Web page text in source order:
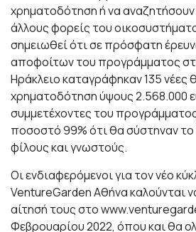
χρηματοδότηση ή να
άλλους φορείς του
σημειωθεί ότι σε πρόσφατη
αποφοίτων του προγράμματος
Ηράκλειο καταγράφηκαν 135 νέες
χρηματοδότηση ύψους 2.568.000
συμμετέχοντες του
ποσοστό 99% ότι θα σύστηναν
φίλους και γνωστούς.
Οι ενδιαφερόμενοι για τον νέο
VentureGarden Αθήνα καλούνται
αίτησή τους στο
Φεβρουαρίου 2022, όπου και θα